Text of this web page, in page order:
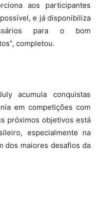
aos participantes
e já disponibiliza
para o bom
completou.
acumula conquistas
em competições com
próximos objetivos está
especialmente na
dos maiores desafios da